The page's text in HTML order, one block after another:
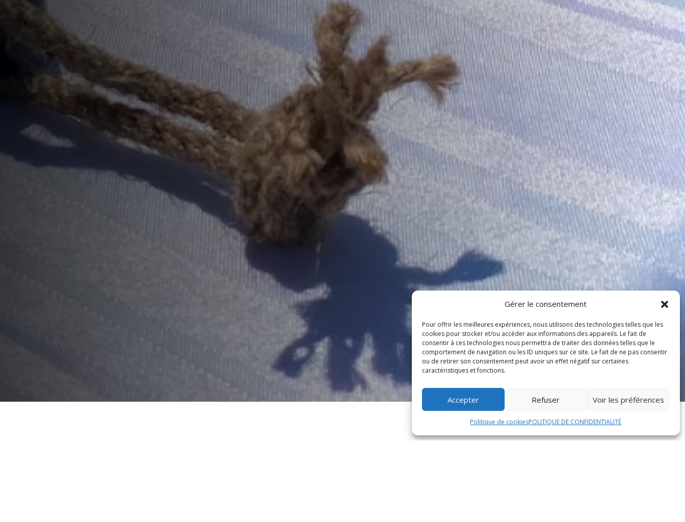
Gérer le consentement
Pour offrir les meilleures expériences, nous utilisons des technologies telles que les
cookies pour stocker et/ou accéder aux informations des appareils. Le fait de
consentir à ces technologies nous permettra de traiter des données telles que le
comportement de navigation ou les ID uniques sur ce site. Le fait de ne pas consentir
ou de retirer son consentement peut avoir un effet négatif sur certaines
caractéristiques et fonctions.
Accepter Refuser Voir les préférences
Politique de cookiesPOLITIQUE DE CONFIDENTIALITÉ